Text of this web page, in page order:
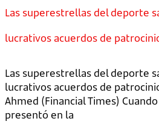
Las superestrellas del deporte
lucrativos acuerdos de
Las superestrellas del deporte
lucrativos acuerdos de
Ahmed (Financial Times)
presentó en la